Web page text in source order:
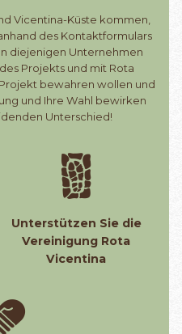
Vicentina-Küste kommen,
des Kontaktformulars
diejenigen Unternehmen
Projekts und mit Rota
bewahren wollen und
und Ihre Wahl bewirken
Unterschied!
Unterstützen Sie die
Vereinigung Rota
Vicentina